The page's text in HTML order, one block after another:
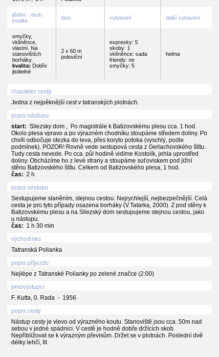
jištění - druh,
kvalita
lano vybavení další vybavení
smyčky,
vklíněnce,
vlastní. Na
stanovištích
borháky.
kvalita: Dobře
jistitelné
2 x 60 m
poloviční
expresky: 5
skoby: 1
vklíněnce: sada
friendy: ne
smyčky: 5
helma
charakter cesty
Jedna z nejpěknější cest v tatranských plotnách.
popis nástupu
start: Sliezsky dom , Po magistrále k Batizovskému plesu cca. 1 hod.
Okolo plesa vpravo a po výrazném chodníku stoupáme středem doliny. Po
chvíli odbočuje stezka do leva, přes koryto potoka (vyschlý, podle
podmínek). POZOR! Rovně vede sestupová cesta z Gerlachovského štítu.
Tudy cesta nevede. Po cca. půl hodině vidíme Kostolík, jehla uprostřed
doliny. Obcházíme ho z levé strany a stoupáme suťoviskem pod jižní
stěnu Batizovského štítu. Celkem od Batizovského plesa, 1 hod.
čas: 2 h
popis sestupu
Sestupujeme slaněním, stejnou cestou. Nejrychlejší, nejbezpečnější. Celá
cesta je pro tyto případy osazena borháky (V.Tatarka, 2000). Z pod stěny k
Batizovskému plesu a na Sliezský dom sestupujeme stejnou cestou, jako
u nástupu.
čas: 1 h 30 min
východisko
Tatranská Polianka
popis příjezdu
Nejlépe z Tatranské Polianky po zelené značce (2:00)
prvovýstupci
F. Kutta, 0. Rada - 1956
popis cesty
Nástup cesty je vlevo od výrazného koutu. Stanoviště jsou cca. 50m nad
sebou v jedné spádnici. V cestě je hodně dobře držících skob.
Nepřibližovat se k výrazným převisům. Držet se v plotnách. Poslední dvě
délky lehčí, III.